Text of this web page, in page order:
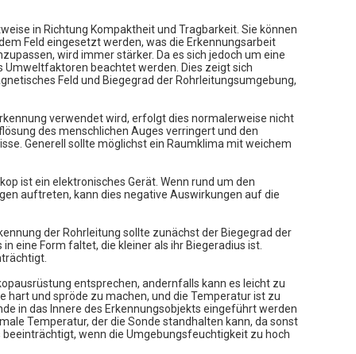
in Richtung Kompaktheit und Tragbarkeit. Sie können
Feld eingesetzt werden, was die Erkennungsarbeit
wird immer stärker. Da es sich jedoch um eine
beachtet werden. Dies zeigt sich
Feld und Biegegrad der Rohrleitungsumgebung,
verwendet wird, erfolgt dies normalerweise nicht
des menschlichen Auges verringert und den
Generell sollte möglichst ein Raumklima mit weichem
ist ein elektronisches Gerät. Wenn rund um den
auftreten, kann dies negative Auswirkungen auf die
der Rohrleitung sollte zunächst der Biegegrad der
eine Form faltet, die kleiner als ihr Biegeradius ist.
entsprechen, andernfalls kann es leicht zu
hart und spröde zu machen, und die Temperatur ist zu
in das Innere des Erkennungsobjekts eingeführt werden
Temperatur, der die Sonde standhalten kann, da sonst
wenn die Umgebungsfeuchtigkeit zu hoch